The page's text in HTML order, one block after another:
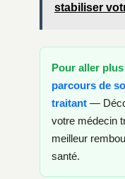
stabiliser
Pour aller
parcours de
traitant —
votre médecin
meilleur
santé.